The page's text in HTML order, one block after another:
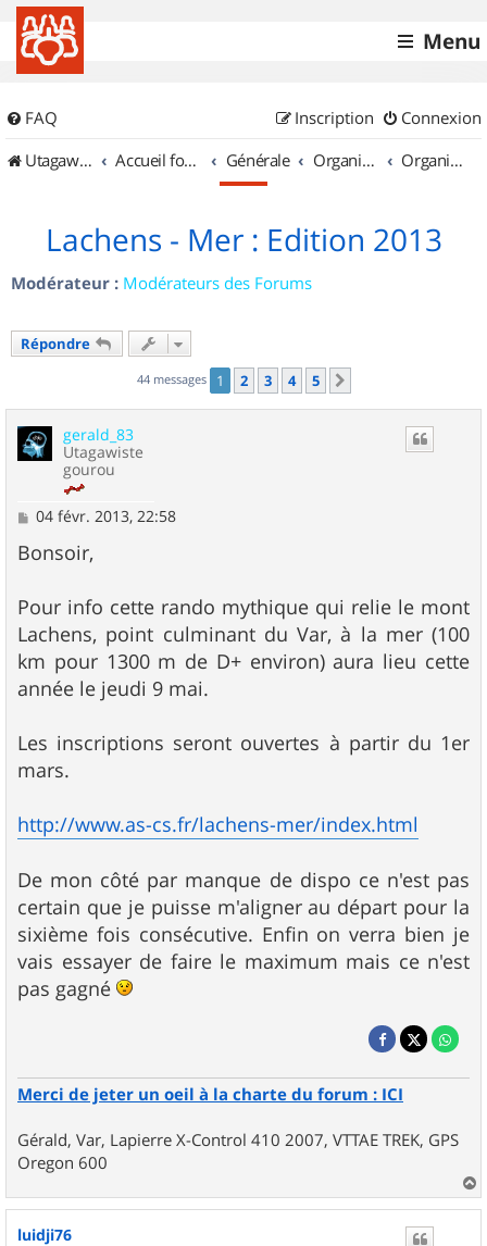
Menu
FAQ Connexion
Inscription
UtagawaVTT (Randos VTT et VTTAE avec traces GPS)
Accueil forum Générale Organisation de sorties & Recherche de partenaires Organisation de sorties en région Provence Alpes Côte d'Azur
Lachens - Mer : Edition 2013
Modérateur : Modérateurs des Forums
Répondre
44 messages 1 2 3 4 5
gerald_83
Utagawiste
gourou
M
s
s
g
e
04 févr. 2013, 22:58
Bonsoir,
Pour info cette rando mythique qui relie le mont
Lachens, point culminant du Var, à la mer (100
km pour 1300 m de D+ environ) aura lieu cette
année le jeudi 9 mai.
Les inscriptions seront ouvertes à partir du 1er
mars.
http://www.as-cs.fr/lachens-mer/index.html
De mon côté par manque de dispo ce n'est pas
certain que je puisse m'aligner au départ pour la
sixième fois consécutive. Enfin on verra bien je
vais essayer de faire le maximum mais ce n'est
pas gagné
Merci de jeter un oeil à la charte du forum : ICI
Gérald, Var, Lapierre X-Control 410 2007, VTTAE TREK, GPS
Oregon 600
a
u
luidji76